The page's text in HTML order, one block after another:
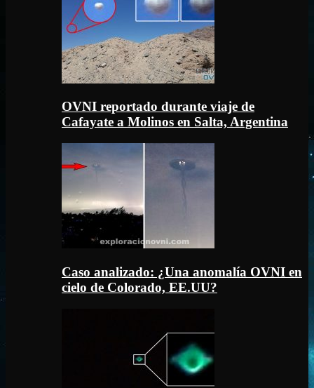
OVNI reportado durante viaje de
Cafayate a Molinos en Salta, Argentina
Caso analizado: ¿Una anomalía OVNI en
cielo de Colorado, EE.UU?